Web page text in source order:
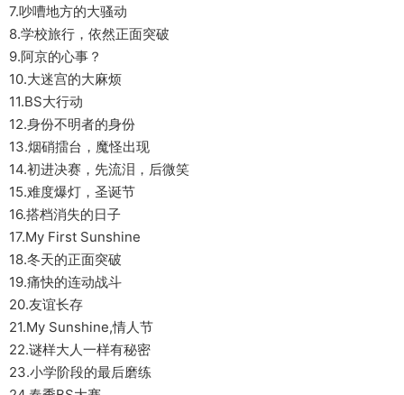
7.吵嘈地方的大骚动
8.学校旅行，依然正面突破
9.阿京的心事？
10.大迷宫的大麻烦
11.BS大行动
12.身份不明者的身份
13.烟硝擂台，魔怪出现
14.初进决赛，先流泪，后微笑
15.难度爆灯，圣诞节
16.搭档消失的日子
17.My First Sunshine
18.冬天的正面突破
19.痛快的连动战斗
20.友谊长存
21.My Sunshine,情人节
22.谜样大人一样有秘密
23.小学阶段的最后磨练